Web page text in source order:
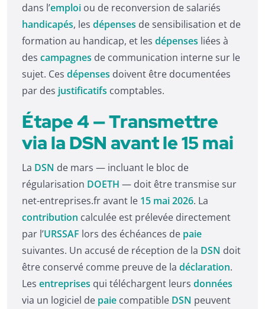
dans l’emploi ou de reconversion de salariés
handicapés, les dépenses de sensibilisation et de
formation au handicap, et les dépenses liées à
des campagnes de communication interne sur le
sujet. Ces dépenses doivent être documentées
par des justificatifs comptables.
Étape 4 — Transmettre
via la DSN avant le 15 mai
La DSN de mars — incluant le bloc de
régularisation DOETH — doit être transmise sur
net-entreprises.fr avant le 15 mai 2026. La
contribution calculée est prélevée directement
par l’URSSAF lors des échéances de paie
suivantes. Un accusé de réception de la DSN doit
être conservé comme preuve de la déclaration.
Les entreprises qui téléchargent leurs données
via un logiciel de paie compatible DSN peuvent